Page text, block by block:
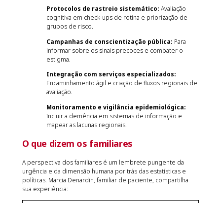
Protocolos de rastreio sistemático: Avaliação
cognitiva em check-ups de rotina e priorização de
grupos de risco.
Campanhas de conscientização pública: Para
informar sobre os sinais precoces e combater o
estigma.
Integração com serviços especializados:
Encaminhamento ágil e criação de fluxos regionais de
avaliação.
Monitoramento e vigilância epidemiológica:
Incluir a demência em sistemas de informação e
mapear as lacunas regionais.
O que dizem os familiares
A perspectiva dos familiares é um lembrete pungente da
urgência e da dimensão humana por trás das estatísticas e
políticas. Marcia Denardin, familiar de paciente, compartilha
sua experiência: